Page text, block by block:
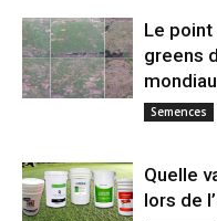
Le
greens
Semences
Quelle
lors de